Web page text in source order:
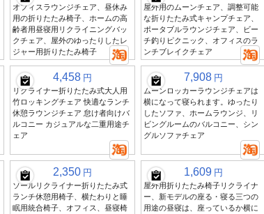
オフィスラウンジチェア、昼休み
用の折りたたみ椅子、ホームの高
齢者用昼寝用リクライニングバッ
クチェア、屋外のゆったりしたレ
ジャー用折りたたみ椅子
屋外用のムーンチェア、調整可能
な折りたたみ式キャンプチェア、
ポータブルラウンジチェア、ビー
チ釣りピクニック、オフィスのラ
ンチブレイクチェア
4,458 円
リクライナー折りたたみ式大人用
竹ロッキングチェア 快適なランチ
休憩ラウンジチェア 怠け者向けバ
ルコニー カジュアルな二重用途チ
ェア
7,908 円
ムーンロッカーラウンジチェアは
横になって寝られます。ゆったり
したソファ、ホームラウンジ、リ
ビングルームのバルコニー、シン
グルソファチェア
2,350 円
ソールリクライナー折りたたみ式
ランチ休憩用椅子、横たわりと睡
眠用統合椅子、オフィス、昼寝椅
1,609 円
屋外用折りたたみ椅子リクライナ
ー、新モデルの座る・寝る三つの
用途の昼寝は、座っているか横に